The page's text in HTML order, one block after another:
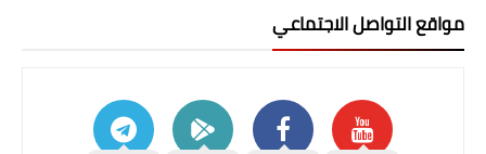
مواقع التواصل الاجتماعي